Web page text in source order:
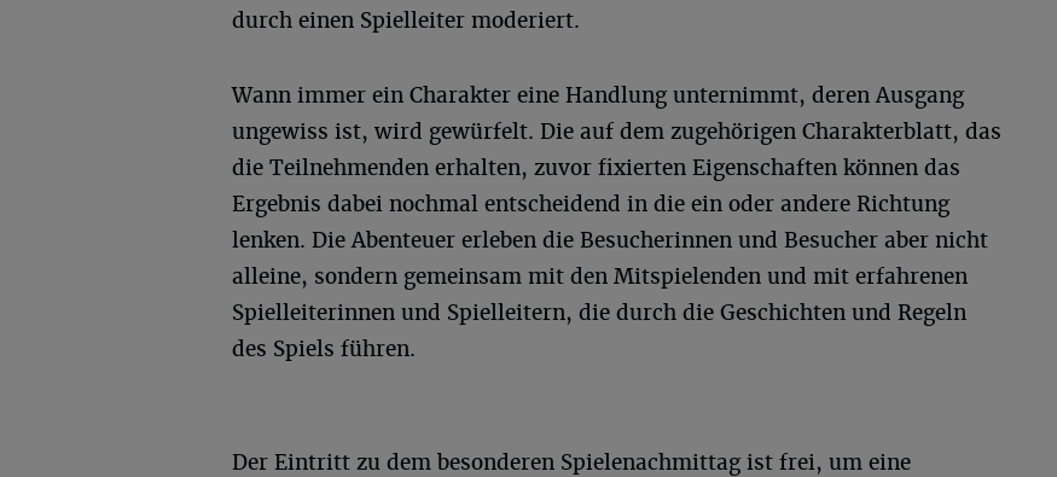
durch einen Spielleiter moderiert.
Wann immer ein Charakter eine Handlung unternimmt, deren Ausgang
ungewiss ist, wird gewürfelt. Die auf dem zugehörigen Charakterblatt, das
die Teilnehmenden erhalten, zuvor fixierten Eigenschaften können das
Ergebnis dabei nochmal entscheidend in die ein oder andere Richtung
lenken. Die Abenteuer erleben die Besucherinnen und Besucher aber nicht
alleine, sondern gemeinsam mit den Mitspielenden und mit erfahrenen
Spielleiterinnen und Spielleitern, die durch die Geschichten und Regeln
des Spiels führen.
Der Eintritt zu dem besonderen Spielenachmittag ist frei, um eine